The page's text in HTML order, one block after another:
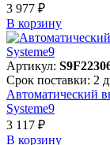
3 977 ₽
В корзинy
Артикул:
Срок поставки: 2
Автоматический
Systeme9
3 117 ₽
В корзинy